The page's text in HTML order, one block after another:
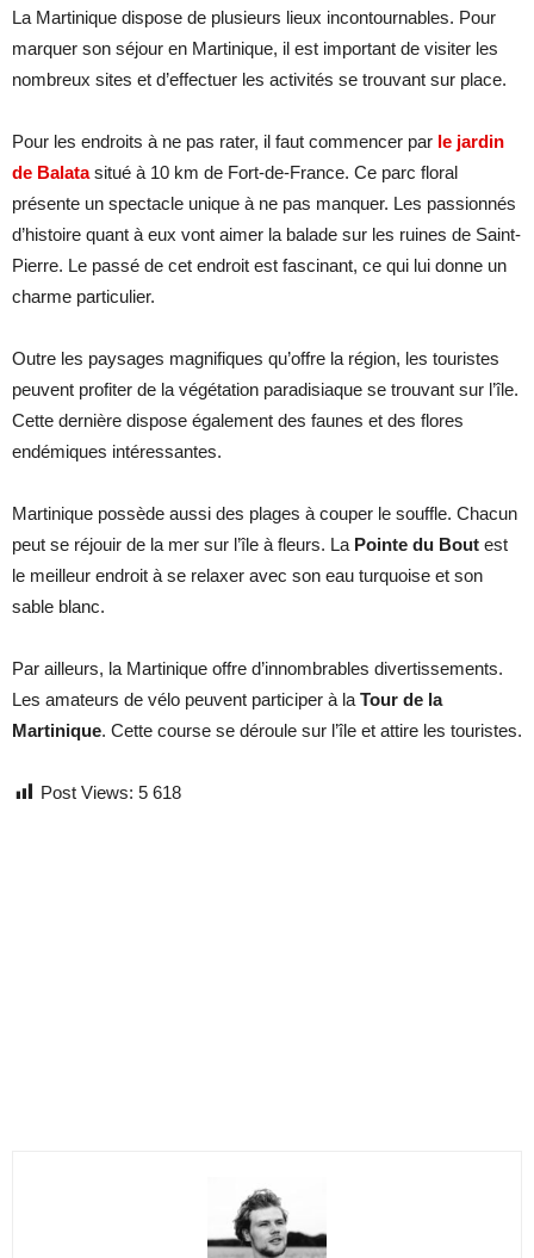
La Martinique dispose de plusieurs lieux incontournables. Pour
marquer son séjour en Martinique, il est important de visiter les
nombreux sites et d’effectuer les activités se trouvant sur place.
Pour les endroits à ne pas rater, il faut commencer par le jardin
de Balatasitué à 10 km de Fort-de-France. Ce parc floral
présente un spectacle unique à ne pas manquer. Les passionnés
d’histoire quant à eux vont aimer la balade sur les ruines de Saint-
Pierre. Le passé de cet endroit est fascinant, ce qui lui donne un
charme particulier.
Outre les paysages magnifiques qu’offre la région, les touristes
peuvent profiter de la végétation paradisiaque se trouvant sur l’île.
Cette dernière dispose également des faunes et des flores
endémiques intéressantes.
Martinique possède aussi des plages à couper le souffle. Chacun
peut se réjouir de la mer sur l’île à fleurs. La Pointe du Bout est
le meilleur endroit à se relaxer avec son eau turquoise et son
sable blanc.
Par ailleurs, la Martinique offre d’innombrables divertissements.
Les amateurs de vélo peuvent participer à la Tour de la
Martinique. Cette course se déroule sur l’île et attire les touristes.
Post Views: 5 618